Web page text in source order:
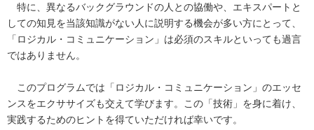
特に、異なるバックグラウンドの人との協働や、エキスパートと
しての知見を当該知識がない人に説明する機会が多い方にとって、
「ロジカル・コミュニケーション」は必須のスキルといっても過言
ではありません。
このプログラムでは「ロジカル・コミュニケーション」のエッセ
ンスをエクササイズも交えて学びます。この「技術」を身に着け、
実践するためのヒントを得ていただければ幸いです。